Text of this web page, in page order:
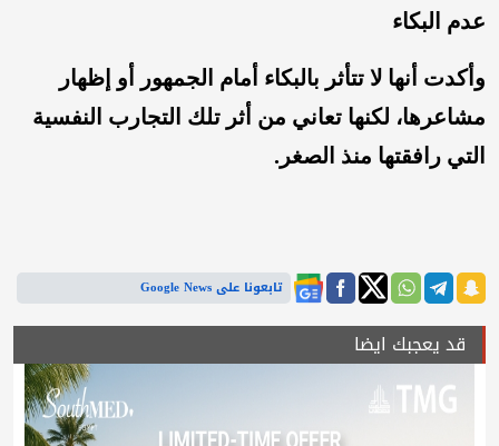
عدم البكاء
وأكدت أنها لا تتأثر بالبكاء أمام الجمهور أو إظهار
مشاعرها، لكنها تعاني من أثر تلك التجارب النفسية
التي رافقتها منذ الصغر.
تابعونا على Google News
قد يعجبك ايضا